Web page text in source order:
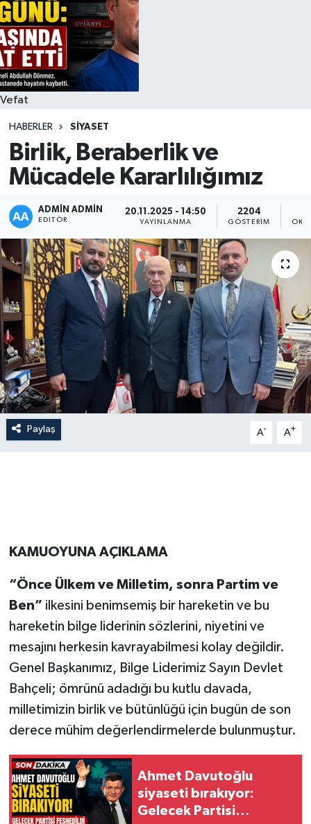
Vefat
HABERLER SIYASET
Birlik, Beraberlik ve
Mücadele Kararlılığımız
ADMIN ADMIN
EDITÖR
20.11.2025 - 14:50
YAYINLANMA
2204
GÖSTERIM
Paylaş A- A+
KAMUOYUNA AÇIKLAMA
“Önce Ülkem ve Milletim, sonra Partim ve
Ben” ilkesini benimsemiş bir hareketin ve bu
hareketin bilge liderinin sözlerini, niyetini ve
mesajını herkesin kavrayabilmesi kolay değildir.
Genel Başkanımız, Bilge Liderimiz Sayın Devlet
Bahçeli; ömrünü adadığı bu kutlu davada,
milletimizin birlik ve bütünlüğü için bugün de son
derece mühim değerlendirmelerde bulunmuştur.
Ahmet Davutoğlu
siyaseti bırakıyor:
Gelecek Partisi
Siyaset
Spor
Vefat Edenler
Video Galeri
Yaşam